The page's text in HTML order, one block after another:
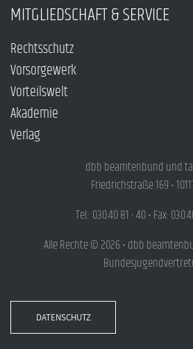
MITGLIEDSCHAFT & SERVICE
Rechtsschutz
Vorsorgewerk
Vorteilswelt
Akademie
Verlag
dbb beamtenbund und
Friedrichstraße 169 •
Tel.: 030.40 81 - 40 • Fax:
Alle Rechte © 2026 • dbb
DATENSCHUTZ